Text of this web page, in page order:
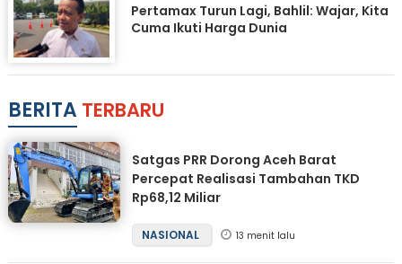
Pertamax Turun Lagi, Bahlil: Wajar, Kita
Cuma Ikuti Harga Dunia
BERITA TERBARU
Satgas PRR Dorong Aceh Barat
Percepat Realisasi Tambahan TKD
Rp68,12 Miliar
NASIONAL 13 menit lalu